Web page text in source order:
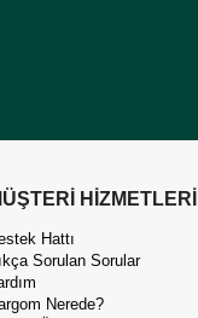
HİZMETLERİ
Hattı
Sorulan Sorular
Nerede?